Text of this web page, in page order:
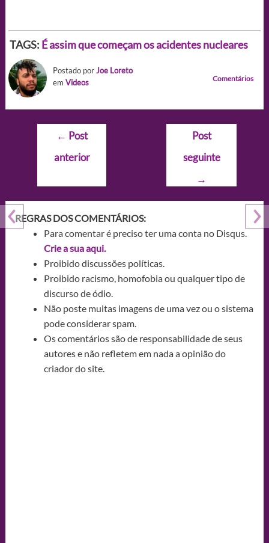
TAGS: É assim que começam os acidentes nucleares
Postado porJoe Loreto
em Videos Comentários
Navegação
Post
← Post
anterior
Post
seguinte
→
REGRAS DOS COMENTÁRIOS:
Para comentar é preciso ter uma conta no Disqus.
Crie a sua aqui.
Proibido discussões políticas.
Proibido racismo, homofobia ou qualquer tipo de
discurso de ódio.
Não poste muitas imagens de uma vez ou o sistema
pode considerar spam.
Os comentários são de responsabilidade de seus
autores e não refletem em nada a opinião do
criador do site.